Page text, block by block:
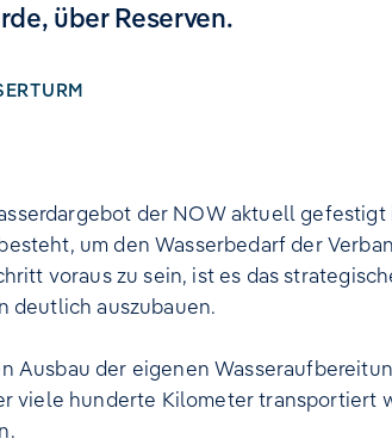
über Reserven.
der NOW aktuell
um den Wasserbedarf der
voraus zu sein, ist es das
deutlich auszubauen.
Ausbau der eigenen
viele hunderte Kilometer transportiert